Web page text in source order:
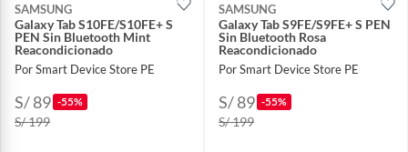
SAMSUNG
Galaxy Tab S10FE/S10FE+ S
PEN Sin Bluetooth Mint
Reacondicionado
Por Smart Device Store PE
S/ 89 -55%
S/ 199
SAMSUNG
Galaxy Tab S9FE/S9FE+ S PEN
Sin Bluetooth Rosa
Reacondicionado
Por Smart Device Store PE
S/ 89 -55%
S/ 199